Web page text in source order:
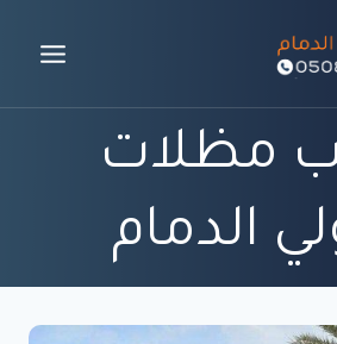
مظلات
الدمام